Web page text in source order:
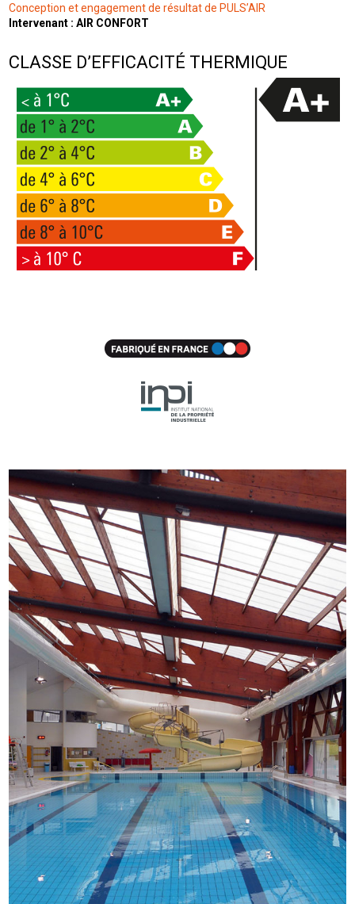
Conception et engagement de résultat de PULS’AIR
Intervenant : AIR CONFORT
CLASSE D’EFFICACITÉ THERMIQUE